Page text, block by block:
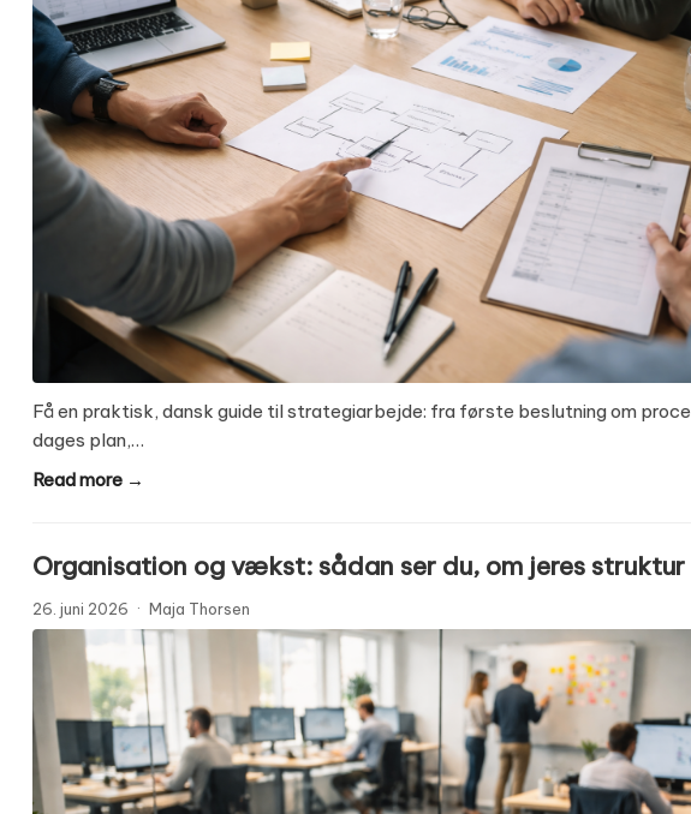
Få en praktisk, dansk guide til strategiarbejde: fra første beslutning om
dages plan,…
Read more →
Organisation og vækst: sådan ser du, om jeres
26. juni 2026 · Maja Thorsen